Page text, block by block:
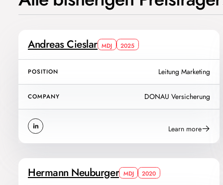
Andreas Cieslar MDJ 2025
POSITION Leitung Marketing
COMPANY DONAU Versicherung
Learn more
Hermann Neuburger MDJ 2020